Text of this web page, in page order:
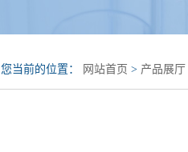
您当前的位置： 网站首页 > 产品展厅